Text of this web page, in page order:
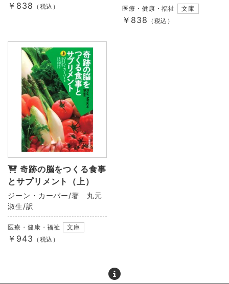
￥838 （税込） 医療・健康・福祉 文庫
￥838 （税込）
奇跡の脳をつくる食事
とサプリメント（上）
ジーン・カーパー/著 丸元
淑生/訳
医療・健康・福祉 文庫
￥943 （税込）